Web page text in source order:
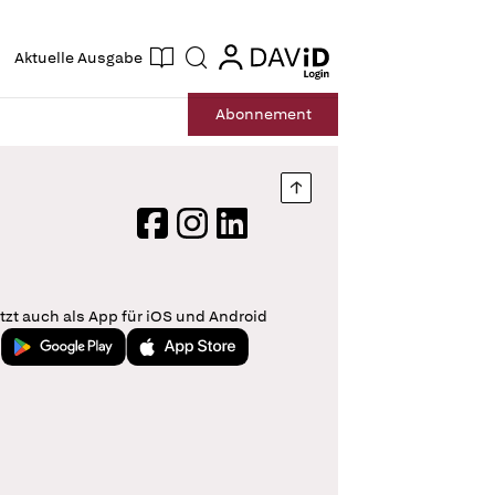
Aktuelle Ausgabe Suche login
login
Abonnement
Nach oben springen
FacebookInstagram
LinkedIn
auch als App für iOS und Android
Jetzt bei Google PlayLaden im App Store